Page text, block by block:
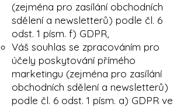
(zejména pro zasílání obchodních
sdělení a newsletterů) podle čl. 6
odst. 1 písm. f) GDPR,
Váš souhlas se zpracováním pro
účely poskytování přímého
marketingu (zejména pro zasílání
obchodních sdělení a newsletterů)
podle čl. 6 odst. 1 písm. a) GDPR ve